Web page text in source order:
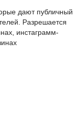
дают публичный
Разрешается
инстаграмм-